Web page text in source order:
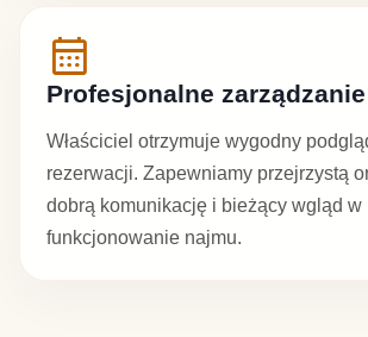
calendar_month
Profesjonalne zarządzanie
Właściciel otrzymuje wygodny
rezerwacji. Zapewniamy przejrzystą
dobrą komunikację i bieżący wgląd w
funkcjonowanie najmu.